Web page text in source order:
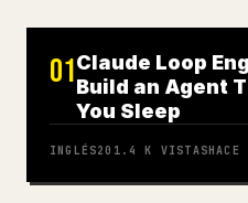
01Claude Loop
Build an Agent
You Sleep
INGLÉS201.4 K VISTAS